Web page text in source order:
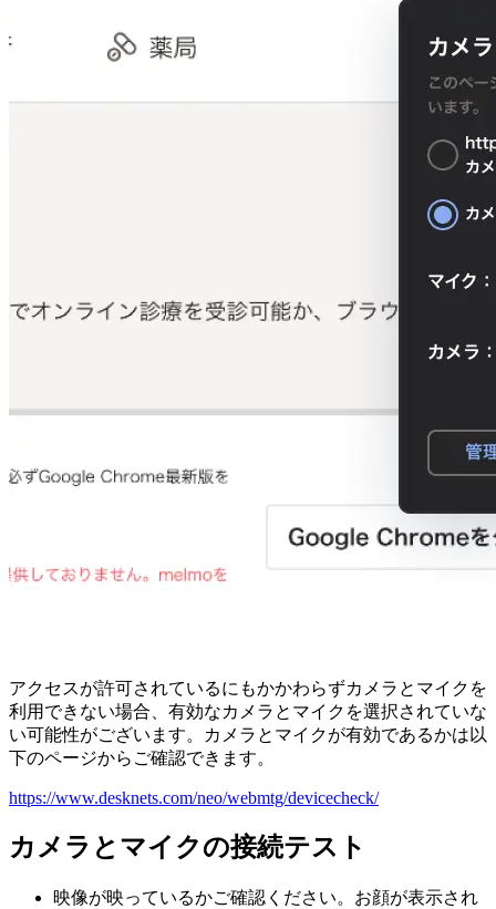
アクセスが許可されているにもかかわらずカメラとマイクを
利用できない場合、有効なカメラとマイクを選択されていな
い可能性がございます。カメラとマイクが有効であるかは以
下のページからご確認できます。
https://www.desknets.com/neo/webmtg/devicecheck/
カメラとマイクの接続テスト
映像が映っているかご確認ください。お顔が表示され